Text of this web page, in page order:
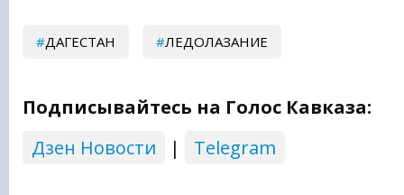
ДАГЕСТАН ЛЕДОЛАЗАНИЕ
Подписывайтесь на Голос Кавказа:
Дзен Новости
| Telegram